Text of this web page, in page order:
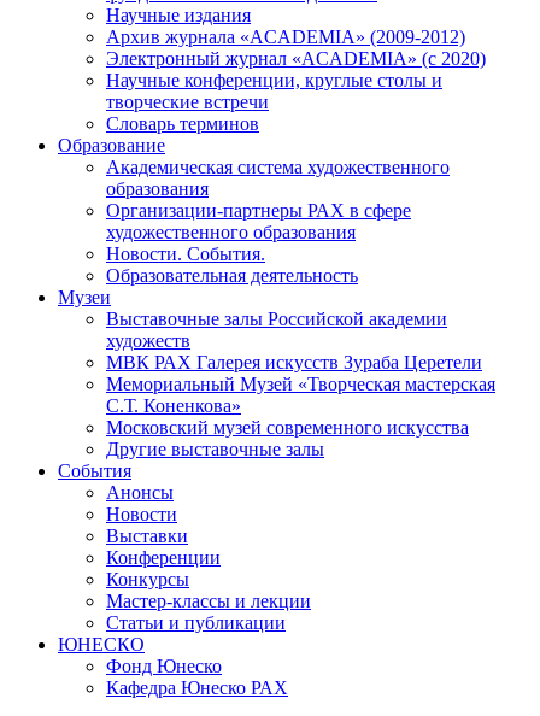
Научные издания
Архив журнала «ACADEMIA» (2009-2012)
Электронный журнал «ACADEMIA» (с 2020)
Научные конференции, круглые столы и
творческие встречи
Словарь терминов
Образование
Академическая система художественного
образования
Организации-партнеры РАХ в сфере
художественного образования
Новости. События.
Образовательная деятельность
Музеи
Выставочные залы Российской академии
художеств
МВК РАХ Галерея искусств Зураба Церетели
Мемориальный Музей «Творческая мастерская
С.Т. Коненкова»
Московский музей современного искусства
Другие выставочные залы
События
Анонсы
Новости
Выставки
Конференции
Конкурсы
Мастер-классы и лекции
Статьи и публикации
ЮНЕСКО
Фонд Юнеско
Кафедра Юнеско РАХ